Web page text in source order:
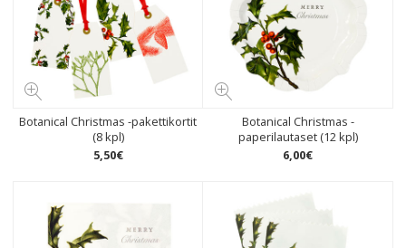
Botanical Christmas -pakettikortit
(8 kpl)
5,50€
Botanical Christmas -
paperilautaset (12 kpl)
6,00€